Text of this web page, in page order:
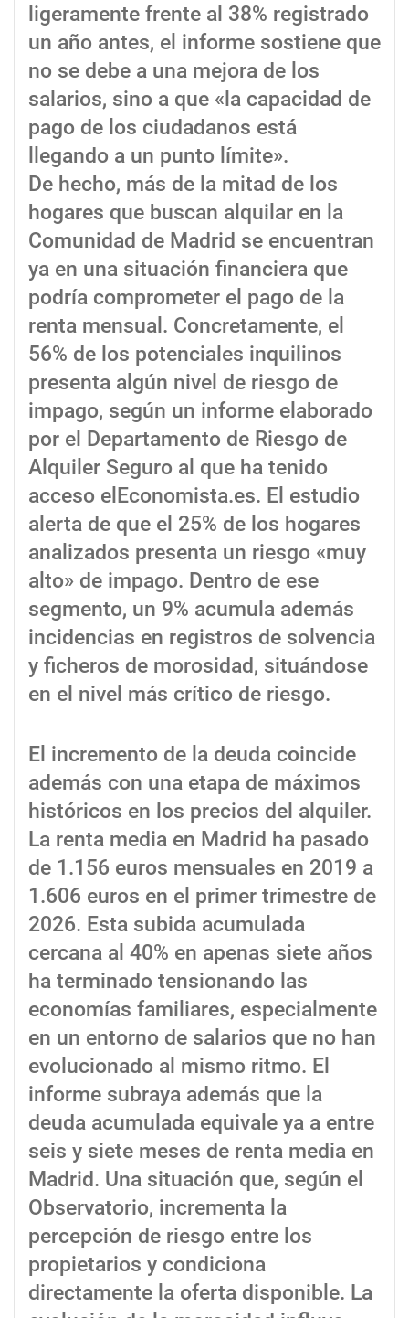
ligeramente frente al 38% registrado
un año antes, el informe sostiene que
no se debe a una mejora de los
salarios, sino a que «la capacidad de
pago de los ciudadanos está
llegando a un punto límite».
De hecho, más de la mitad de los
hogares que buscan alquilar en la
Comunidad de Madrid se encuentran
ya en una situación financiera que
podría comprometer el pago de la
renta mensual. Concretamente, el
56% de los potenciales inquilinos
presenta algún nivel de riesgo de
impago, según un informe elaborado
por el Departamento de Riesgo de
Alquiler Seguro al que ha tenido
acceso elEconomista.es. El estudio
alerta de que el 25% de los hogares
analizados presenta un riesgo «muy
alto» de impago. Dentro de ese
segmento, un 9% acumula además
incidencias en registros de solvencia
y ficheros de morosidad, situándose
en el nivel más crítico de riesgo.
El incremento de la deuda coincide
además con una etapa de máximos
históricos en los precios del alquiler.
La renta media en Madrid ha pasado
de 1.156 euros mensuales en 2019 a
1.606 euros en el primer trimestre de
2026. Esta subida acumulada
cercana al 40% en apenas siete años
ha terminado tensionando las
economías familiares, especialmente
en un entorno de salarios que no han
evolucionado al mismo ritmo. El
informe subraya además que la
deuda acumulada equivale ya a entre
seis y siete meses de renta media en
Madrid. Una situación que, según el
Observatorio, incrementa la
percepción de riesgo entre los
propietarios y condiciona
directamente la oferta disponible. La